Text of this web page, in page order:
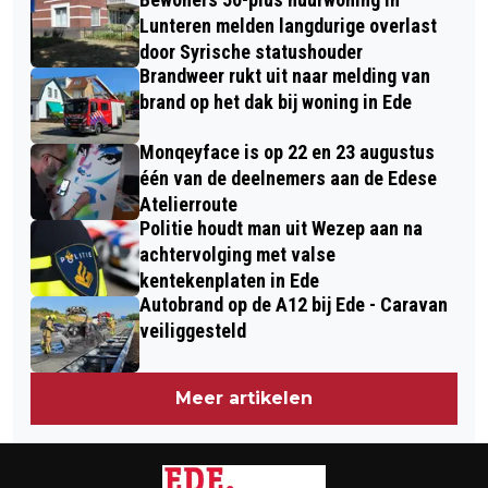
GIDSEN VAN HET IVN, AFDELING EDE
VAKANTIEGANGERS IN GELDERLAND
Lunteren melden langdurige overlast
door Syrische statushouder
Brandweer rukt uit naar melding van
brand op het dak bij woning in Ede
Monqeyface is op 22 en 23 augustus
één van de deelnemers aan de Edese
Atelierroute
Politie houdt man uit Wezep aan na
achtervolging met valse
kentekenplaten in Ede
Autobrand op de A12 bij Ede - Caravan
veiliggesteld
Meer artikelen